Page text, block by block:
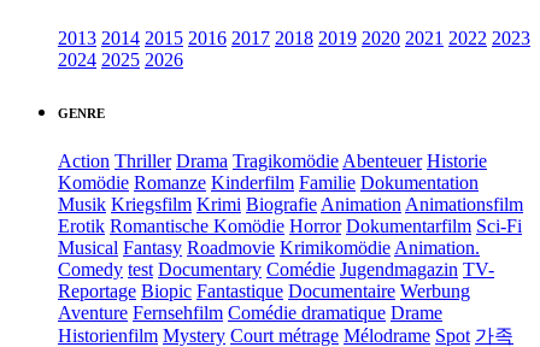
2013 2014 2015 2016 2017 2018 2019 2020 2021 2022 2023
2024 2025 2026
GENRE
Action Thriller Drama Tragikomödie Abenteuer Historie
Komödie Romanze Kinderfilm Familie Dokumentation
Musik Kriegsfilm Krimi Biografie Animation Animationsfilm
Erotik Romantische Komödie Horror Dokumentarfilm Sci-Fi
Musical Fantasy Roadmovie Krimikomödie Animation.
Comedy test Documentary Comédie Jugendmagazin TV-
Reportage Biopic Fantastique Documentaire Werbung
Aventure Fernsehfilm Comédie dramatique Drame
Historienfilm Mystery Court métrage Mélodrame Spot 가족